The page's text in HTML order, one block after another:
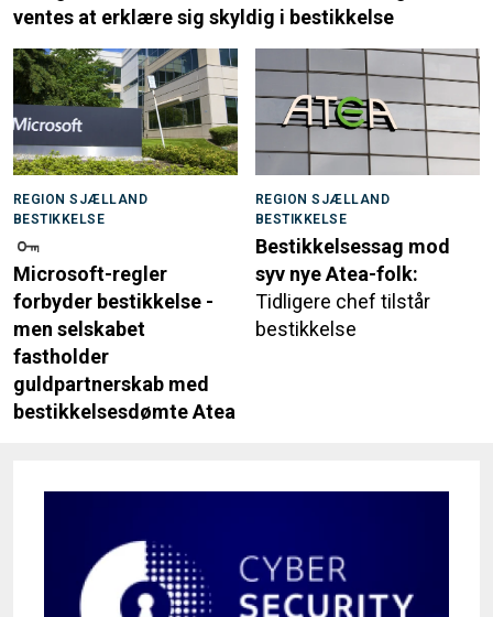
ventes at erklære sig skyldig i bestikkelse
REGION SJÆLLAND
BESTIKKELSE
Microsoft-regler
forbyder bestikkelse -
men selskabet
fastholder
guldpartnerskab med
bestikkelsesdømte Atea
REGION SJÆLLAND
BESTIKKELSE
Bestikkelsessag mod
syv nye Atea-folk:
Tidligere chef tilstår
bestikkelse